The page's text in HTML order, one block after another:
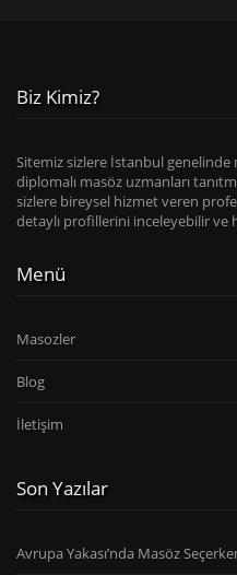
Biz Kimiz?
Sitemiz sizlere İstanbul
diplomalı masöz uzmanları
sizlere bireysel hizmet veren
detaylı profillerini inceleyebilir ve
Menü
Masozler
Blog
İletişim
Son Yazılar
Avrupa Yakası’nda Masöz